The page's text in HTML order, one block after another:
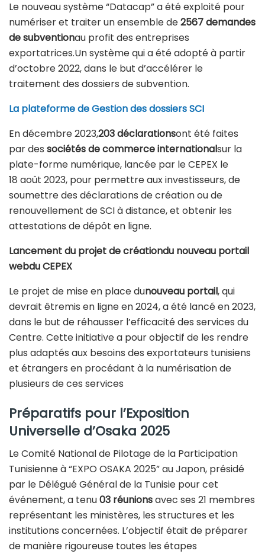
Le nouveau système “Datacap” a été exploité pour
numériser et traiter un ensemble de2567demandes
de subventionau profit des entreprises
exportatrices.Un système qui a été adopté à partir
d’octobre 2022, dans le but d’accélérer le
traitement des dossiers de subvention.
La plateforme de Gestion des dossiers SCI
En décembre 2023,203 déclarationsont été faites
par des sociétés de commerce internationalsur la
plate-forme numérique, lancée par le CEPEX le
18 août 2023, pour permettre aux investisseurs, de
soumettre des déclarations de création ou de
renouvellement de SCI à distance, et obtenir les
attestations de dépôt en ligne.
Lancement du projet de créationdu nouveau portail
webdu CEPEX
Le projet de mise en place dunouveau portail, qui
devrait êtremis en ligne en 2024, a été lancé en 2023,
dans le but de réhausser l’efficacité des services du
Centre. Cette initiative a pour objectif de les rendre
plus adaptés aux besoins des exportateurs tunisiens
et étrangers en procédant à la numérisation de
plusieurs de ces services
Préparatifs pour l’Exposition
Universelle d’Osaka 2025
Le Comité National de Pilotage de la Participation
Tunisienne à “EXPO OSAKA 2025” au Japon, présidé
par le Délégué Général de la Tunisie pour cet
événement, a tenu03 réunionsavec ses 21 membres
représentant les ministères, les structures et les
institutions concernées. L’objectif était de préparer
de manière rigoureuse toutes les étapes